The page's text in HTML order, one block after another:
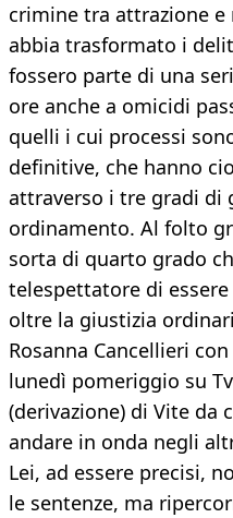
crimine tra attrazione
abbia trasformato i
fossero parte di una
ore anche a omicidi
quelli i cui processi
definitive, che hanno
attraverso i tre gradi di
ordinamento. Al folto
sorta di quarto grado
telespettatore di
oltre la giustizia
Rosanna Cancellieri
lunedì pomeriggio su
(derivazione) di Vite da
andare in onda negli
Lei, ad essere precisi,
le sentenze, ma